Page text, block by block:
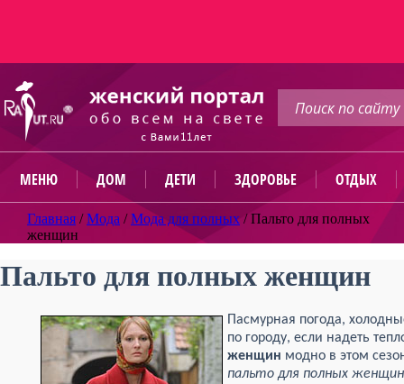
МЕНЮ ДОМ ДЕТИ ЗДОРОВЬЕ ОТДЫХ
Главная /Мода /Мода для полных /Пальто для полных
женщин
Пальто для полных женщин
Пасмурная погода,
по городу, если надеть
женщин модно в этом
пальто для полных женщин